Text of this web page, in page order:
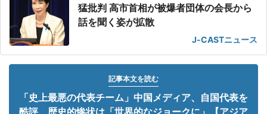
猛批判 高市首相が被爆者団体の会長から
話を聞く姿が拡散
J-CASTニュース
記事本文を読む
「史上最悪の代表チーム」中国メディア、自国代表を
酷評 歴史的惨状は「世界的なジョークに」【アジア